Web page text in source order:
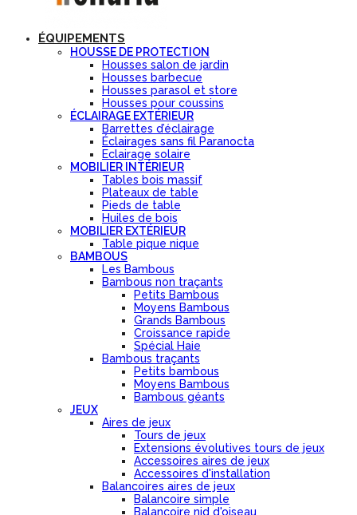
ÉQUIPEMENTS
HOUSSE DE PROTECTION
Housses salon de jardin
Housses barbecue
Housses parasol et store
Housses pour coussins
ÉCLAIRAGE EXTÉRIEUR
Barrettes d’éclairage
Éclairages sans fil Paranocta
Eclairage solaire
MOBILIER INTÉRIEUR
Tables bois massif
Plateaux de table
Pieds de table
Huiles de bois
MOBILIER EXTÉRIEUR
Table pique nique
BAMBOUS
Les Bambous
Bambous non traçants
Petits Bambous
Moyens Bambous
Grands Bambous
Croissance rapide
Spécial Haie
Bambous traçants
Petits bambous
Moyens Bambous
Bambous géants
JEUX
Aires de jeux
Tours de jeux
Extensions évolutives tours de jeux
Accessoires aires de jeux
Accessoires d'installation
Balancoires aires de jeux
Balancoire simple
Balancoire nid d'oiseau